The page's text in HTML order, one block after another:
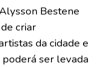
Bestene
criar
da cidade e
ser levada